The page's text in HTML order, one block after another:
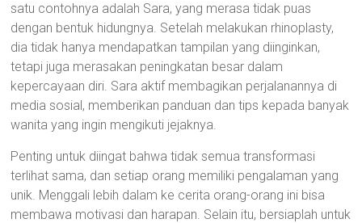
satu contohnya adalah Sara, yang merasa tidak puas
dengan bentuk hidungnya. Setelah melakukan rhinoplasty,
dia tidak hanya mendapatkan tampilan yang diinginkan,
tetapi juga merasakan peningkatan besar dalam
kepercayaan diri. Sara aktif membagikan perjalanannya di
media sosial, memberikan panduan dan tips kepada banyak
wanita yang ingin mengikuti jejaknya.
Penting untuk diingat bahwa tidak semua transformasi
terlihat sama, dan setiap orang memiliki pengalaman yang
unik. Menggali lebih dalam ke cerita orang-orang ini bisa
membawa motivasi dan harapan. Selain itu, bersiaplah untuk